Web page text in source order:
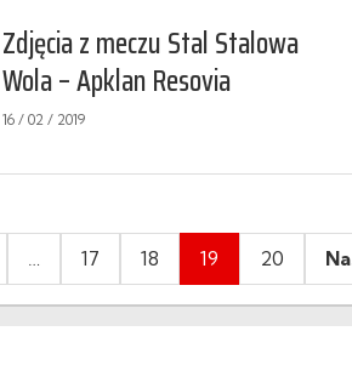
Zdjęcia z meczu Stal Stalowa
Wola – Apklan Resovia
16 / 02 / 2019
… 17 18 19 20